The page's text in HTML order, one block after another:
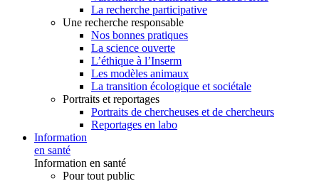
La recherche participative
Une recherche responsable
Nos bonnes pratiques
La science ouverte
L’éthique à l’Inserm
Les modèles animaux
La transition écologique et sociétale
Portraits et reportages
Portraits de chercheuses et de chercheurs
Reportages en labo
Information
en santé
Information en santé
Pour tout public